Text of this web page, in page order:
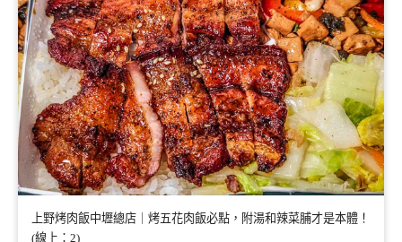
上野烤肉飯中壢總店｜烤五花肉飯必點，附湯和辣菜脯才是本體！
(線上：2)